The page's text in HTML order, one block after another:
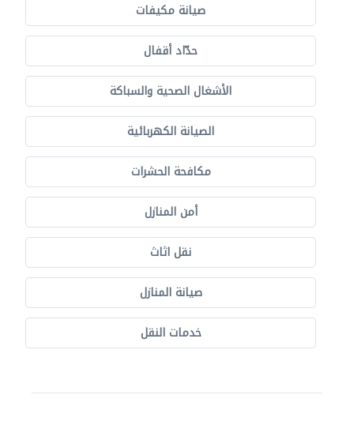
صيانة مكيفات
حدّاد أقفال
الأشغال الصحية والسباكة
الصيانة الكهربائية
مكافحة الحشرات
أمن المنازل
نقل اثاث
صيانة المنازل
خدمات النقل